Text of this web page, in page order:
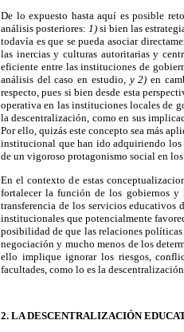
De lo expuesto hasta aquí es posible
análisis posteriores: 1) si bien las
todavía es que se pueda asociar
las inercias y culturas autoritarias y
eficiente entre las instituciones de
análisis del caso en estudio, y 2) en
respecto, pues si bien desde esta
operativa en las instituciones locales de
la descentralización, como en sus
Por ello, quizás este concepto sea más
institucional que han ido adquiriendo
de un vigoroso protagonismo social en
En el contexto de estas
fortalecer la función de los gobiernos y
transferencia de los servicios educativos
institucionales que potencialmente
posibilidad de que las relaciones políticas
negociación y mucho menos de los
ello implique ignorar los riesgos,
facultades, como lo es la descentralización.
2. LA DESCENTRALIZACIÓN